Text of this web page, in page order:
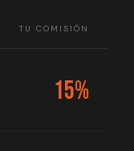
TU COMISIÓN
15%